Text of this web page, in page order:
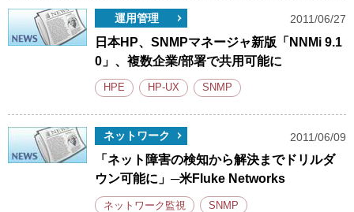
運用管理 2011/06/27
日本HP、SNMPマネージャ新版「NNMi 9.1
0」、複数企業/部署で共用可能に
HPE HP-UX SNMP
ネットワーク 2011/06/09
「ネット障害の検知から解決までドリルダ
ウン可能に」─米Fluke Networks
ネットワーク監視 SNMP